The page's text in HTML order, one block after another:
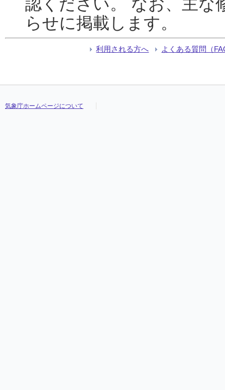
認ください。 なお、主な
らせに掲載します。
利用される方へ よくある質問（
気象庁ホームページについて